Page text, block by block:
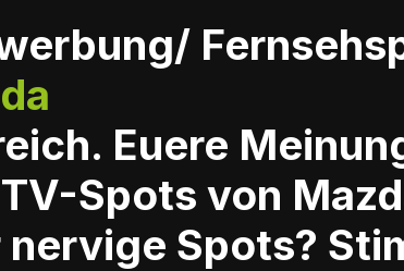
Euere
Spots von
nervige Spots?